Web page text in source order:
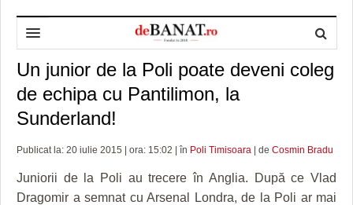
HOME
DESPRE NOI
POLITICA DE CONFIDENȚIALITATE
ADMINISTRAȚIE
PREFECTURA TIMIŞ
POLI TIMISOARA
OPINII
Un junior de la Poli poate deveni coleg
de echipa cu Pantilimon, la
Sunderland!
Publicat la: 20 iulie 2015 | ora: 15:02 | în Poli Timisoara | de Cosmin Bradu
Juniorii de la Poli au trecere în Anglia. După ce Vlad
Dragomir a semnat cu Arsenal Londra, de la Poli ar mai